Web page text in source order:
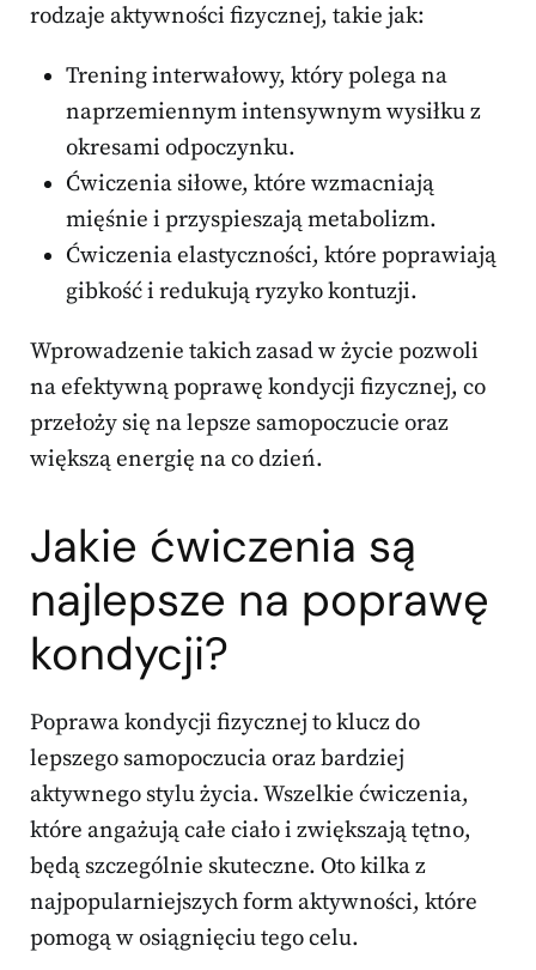
rodzaje aktywności fizycznej, takie jak:
Trening interwałowy, który polega na
naprzemiennym intensywnym wysiłku z
okresami odpoczynku.
Ćwiczenia siłowe, które wzmacniają
mięśnie i przyspieszają metabolizm.
Ćwiczenia elastyczności, które poprawiają
gibkość i redukują ryzyko kontuzji.
Wprowadzenie takich zasad w życie pozwoli
na efektywną poprawę kondycji fizycznej, co
przełoży się na lepsze samopoczucie oraz
większą energię na co dzień.
Jakie ćwiczenia są
najlepsze na poprawę
kondycji?
Poprawa kondycji fizycznej to klucz do
lepszego samopoczucia oraz bardziej
aktywnego stylu życia. Wszelkie ćwiczenia,
które angażują całe ciało i zwiększają tętno,
będą szczególnie skuteczne. Oto kilka z
najpopularniejszych form aktywności, które
pomogą w osiągnięciu tego celu.